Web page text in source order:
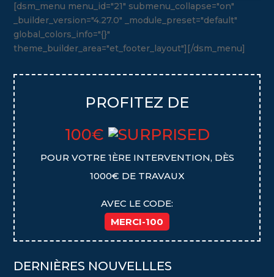
[dsm_menu menu_id="21" submenu_collapse="on"
_builder_version="4.27.0" _module_preset="default"
global_colors_info="{}"
theme_builder_area="et_footer_layout"][/dsm_menu]
PROFITEZ DE
100€
POUR VOTRE 1ÈRE INTERVENTION, DÈS
1000€ DE TRAVAUX
AVEC LE CODE:
MERCI-100
DERNIÈRES NOUVELLLES